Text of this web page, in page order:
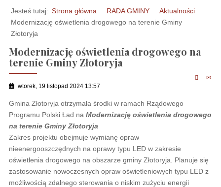
Jesteś tutaj: Strona główna RADA GMINY
Aktualności
Modernizację oświetlenia drogowego na terenie Gminy
Złotoryja
Modernizację oświetlenia drogowego na
terenie Gminy Złotoryja
wtorek, 19 listopad 2024 13:57
Gmina Złotoryja otrzymała środki w ramach Rządowego
Programu Polski Ład na Modernizację oświetlenia drogowego
na terenie Gminy Złotoryja
Zakres projektu obejmuje wymianę opraw
nieenergooszczędnych na oprawy typu LED w zakresie
oświetlenia drogowego na obszarze gminy Złotoryja. Planuje się
zastosowanie nowoczesnych opraw oświetleniowych typu LED z
możliwością zdalnego sterowania o niskim zużyciu energii